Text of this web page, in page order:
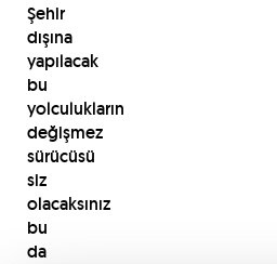
Şehir
dışına
yapılacak
bu
yolculukların
değişmez
sürücüsü
siz
olacaksınız
bu
da